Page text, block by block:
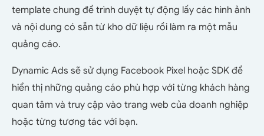
template chung để trình duyệt tự động lấy các hình ảnh
và nội dung có sẵn từ kho dữ liệu rồi làm ra một mẫu
quảng cáo.
Dynamic Ads sẽ sử dụng Facebook Pixel hoặc SDK để
hiển thị những quảng cáo phù hợp với từng khách hàng
quan tâm và truy cập vào trang web của doanh nghiệp
hoặc từng tương tác với bạn.